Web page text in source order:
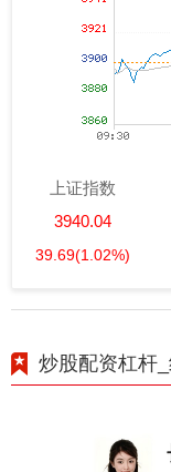
上证指数
3940.04
39.69(1.02%)
炒股配资杠杆